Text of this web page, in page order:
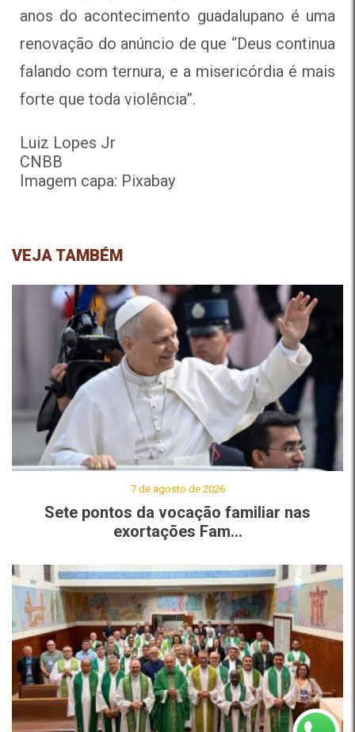
anos do acontecimento guadalupano é uma
renovação do anúncio de que “Deus continua
falando com ternura, e a misericórdia é mais
forte que toda violência”.
Luiz Lopes Jr
CNBB
Imagem capa: Pixabay
VEJA TAMBÉM
7 de agosto de 2026
Sete pontos da vocação familiar nas
exortações Fam...